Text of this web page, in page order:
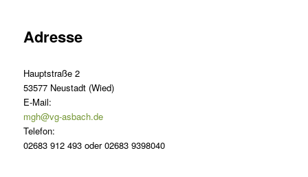
Adresse
Hauptstraße 2
53577 Neustadt (Wied)
E-Mail:
mgh@vg-asbach.de
Telefon:
02683 912 493 oder 02683 9398040